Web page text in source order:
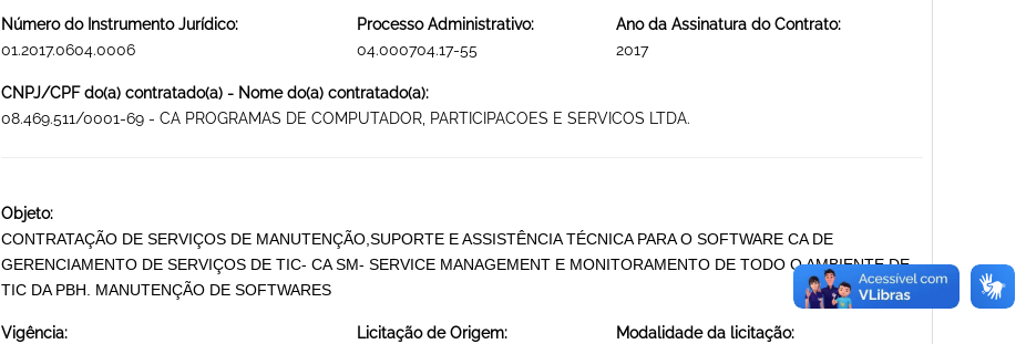
Número do Instrumento Jurídico:
01.2017.0604.0006
Processo Administrativo:
04.000704.17-55
Ano da Assinatura do Contrato:
2017
CNPJ/CPF do(a) contratado(a) - Nome do(a) contratado(a):
08.469.511/0001-69 - CA PROGRAMAS DE COMPUTADOR, PARTICIPACOES E SERVICOS LTDA.
Objeto:
CONTRATAÇÃO DE SERVIÇOS DE MANUTENÇÃO,SUPORTE E ASSISTÊNCIA TÉCNICA PARA O SOFTWARE CA DE
GERENCIAMENTO DE SERVIÇOS DE TIC- CA SM- SERVICE MANAGEMENT E MONITORAMENTO DE TODO O AMBIENTE DE
TIC DA PBH. MANUTENÇÃO DE SOFTWARES
Vigência:
Licitação de Origem:
Modalidade da licitação: